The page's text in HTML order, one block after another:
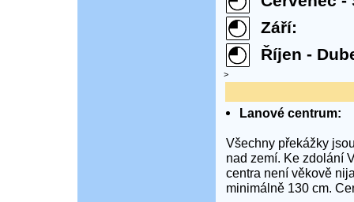
Září:
Říjen -
>
Lanové centrum:
Všechny překážky
nad zemí. Ke zdolání
centra není věkově
minimálně 130 cm.